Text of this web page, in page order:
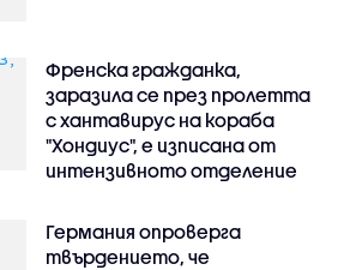
Френска гражданка,
заразила се през пролетта
с хантавирус на кораба
"Хондиус", е изписана от
интензивното отделение
Германия опроверга
твърдението, че